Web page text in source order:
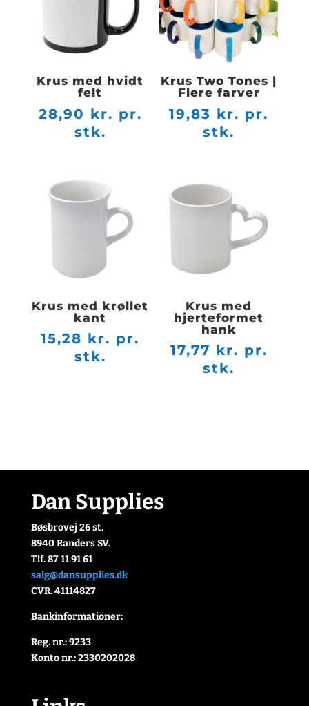
Krus med hvidt
felt
28,90 kr. pr.
stk.
Krus Two Tones |
Flere farver
19,83 kr. pr.
stk.
Krus med krøllet
kant
15,28 kr. pr.
stk.
Krus med
hjerteformet
hank
17,77 kr. pr.
stk.
Dan Supplies
Bøsbrovej 26 st.
8940 Randers SV.
Tlf. 87 11 91 61
salg@dansupplies.dk
CVR. 41114827
Bankinformationer:
Reg. nr.: 9233
Konto nr.: 2330202028